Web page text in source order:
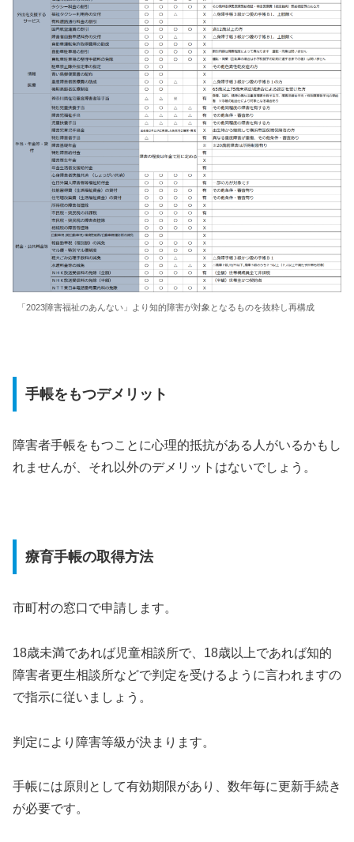
「2023障害福祉のあんない」より知的障害が対象となるものを抜粋し再構成
手帳をもつデメリット
障害者手帳をもつことに心理的抵抗がある人がいるかもし
れませんが、それ以外のデメリットはないでしょう。
療育手帳の取得方法
市町村の窓口で申請します。
18歳未満であれば児童相談所で、18歳以上であれば知的
障害者更生相談所などで判定を受けるように言われますの
で指示に従いましょう。
判定により障害等級が決まります。
手帳には原則として有効期限があり、数年毎に更新手続き
が必要です。